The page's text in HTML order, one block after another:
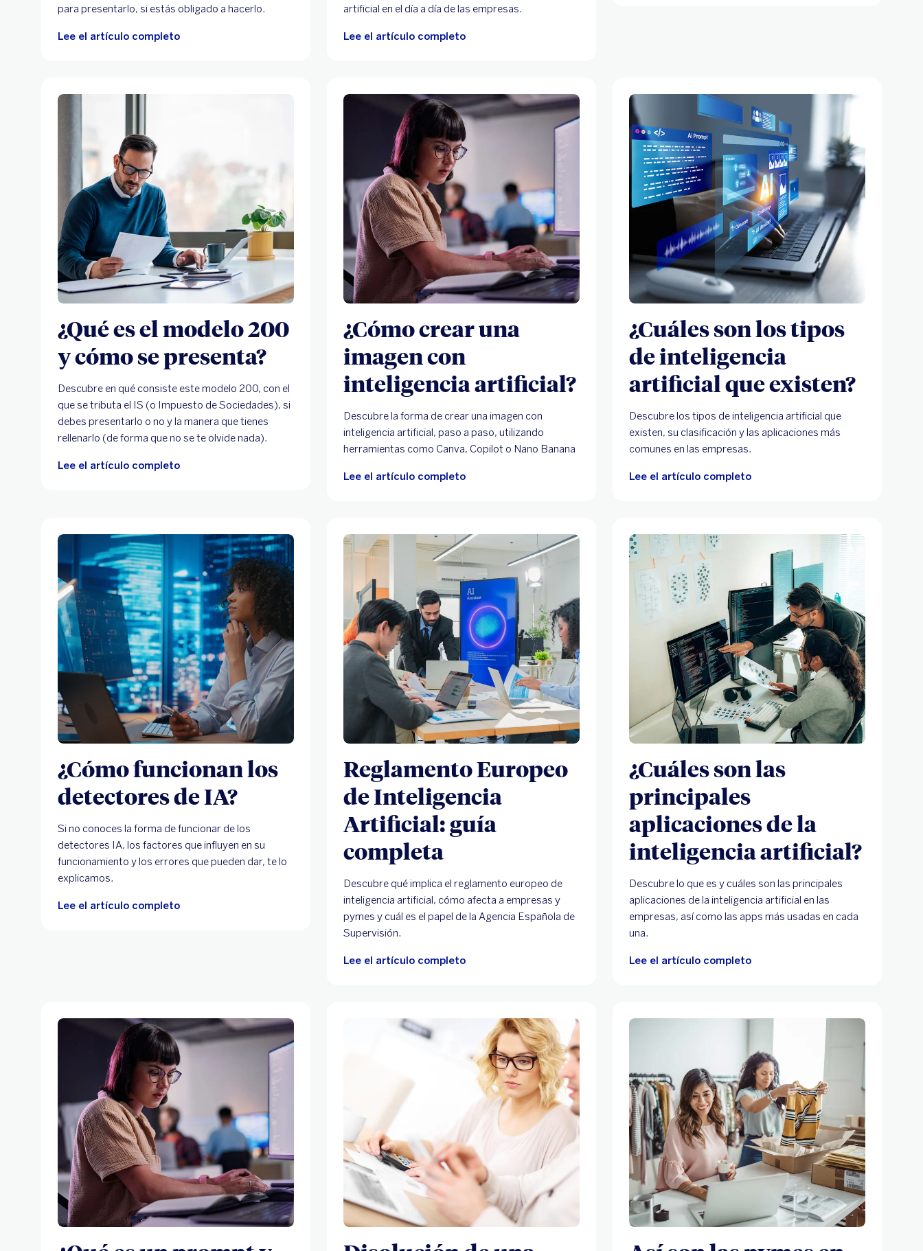
para presentarlo, si estás obligado a hacerlo.
Lee el artículo completo
artificial en el día a día de las empresas.
Lee el artículo completo
¿Qué es el modelo 200
y cómo se presenta?
Descubre en qué consiste este modelo 200, con el
que se tributa el IS (o Impuesto de Sociedades), si
debes presentarlo o no y la manera que tienes
rellenarlo (de forma que no se te olvide nada).
Lee el artículo completo
¿Cómo crear una
imagen con
inteligencia artificial?
Descubre la forma de crear una imagen con
inteligencia artificial, paso a paso, utilizando
herramientas como Canva, Copilot o Nano Banana
Lee el artículo completo
¿Cuáles son los tipos
de inteligencia
artificial que existen?
Descubre los tipos de inteligencia artificial que
existen, su clasificación y las aplicaciones más
comunes en las empresas.
Lee el artículo completo
¿Cómo funcionan los
detectores de IA?
Si no conoces la forma de funcionar de los
detectores IA, los factores que influyen en su
funcionamiento y los errores que pueden dar, te lo
explicamos.
Lee el artículo completo
Reglamento Europeo
de Inteligencia
Artificial: guía
completa
Descubre qué implica el reglamento europeo de
inteligencia artificial, cómo afecta a empresas y
pymes y cuál es el papel de la Agencia Española de
Supervisión.
Lee el artículo completo
¿Cuáles son las
principales
aplicaciones de la
inteligencia artificial?
Descubre lo que es y cuáles son las principales
aplicaciones de la inteligencia artificial en las
empresas, así como las apps más usadas en cada
una.
Lee el artículo completo